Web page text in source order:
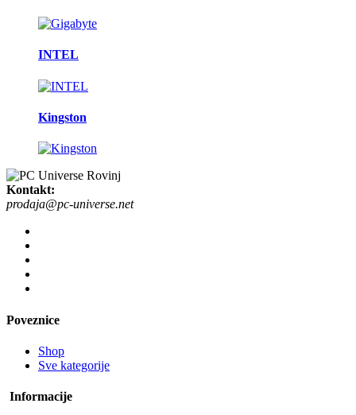
INTEL
Kingston
Kontakt:
prodaja@pc-universe.net
Poveznice
Shop
Sve kategorije
Informacije